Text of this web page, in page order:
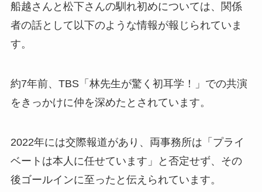
船越さんと松下さんの馴れ初めについては、関係
者の話として以下のような情報が報じられていま
す。
約7年前、TBS「林先生が驚く初耳学！」での共演
をきっかけに仲を深めたとされています。
2022年には交際報道があり、両事務所は「プライ
ベートは本人に任せています」と否定せず、その
後ゴールインに至ったと伝えられています。